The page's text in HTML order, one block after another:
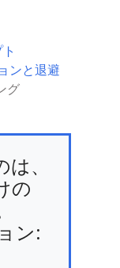
ンと退避
グ
、
の
ン: